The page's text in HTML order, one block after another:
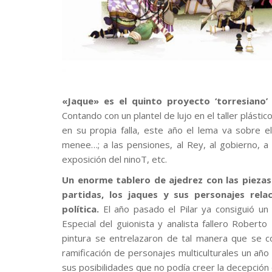
«Jaque» es el quinto proyecto
Contando con un plantel de lujo en el taller
en su propia falla, este año el lema va sobre
menee…; a las pensiones, al Rey, al gobierno,
exposición del ninoT, etc.
Un enorme tablero de ajedrez con las
partidas, los jaques y sus personajes
política. El año pasado el Pilar ya consiguió
Especial del guionista y analista fallero
pintura se entrelazaron de tal manera que se
ramificación de personajes multiculturales un
sus posibilidades que no podía creer la